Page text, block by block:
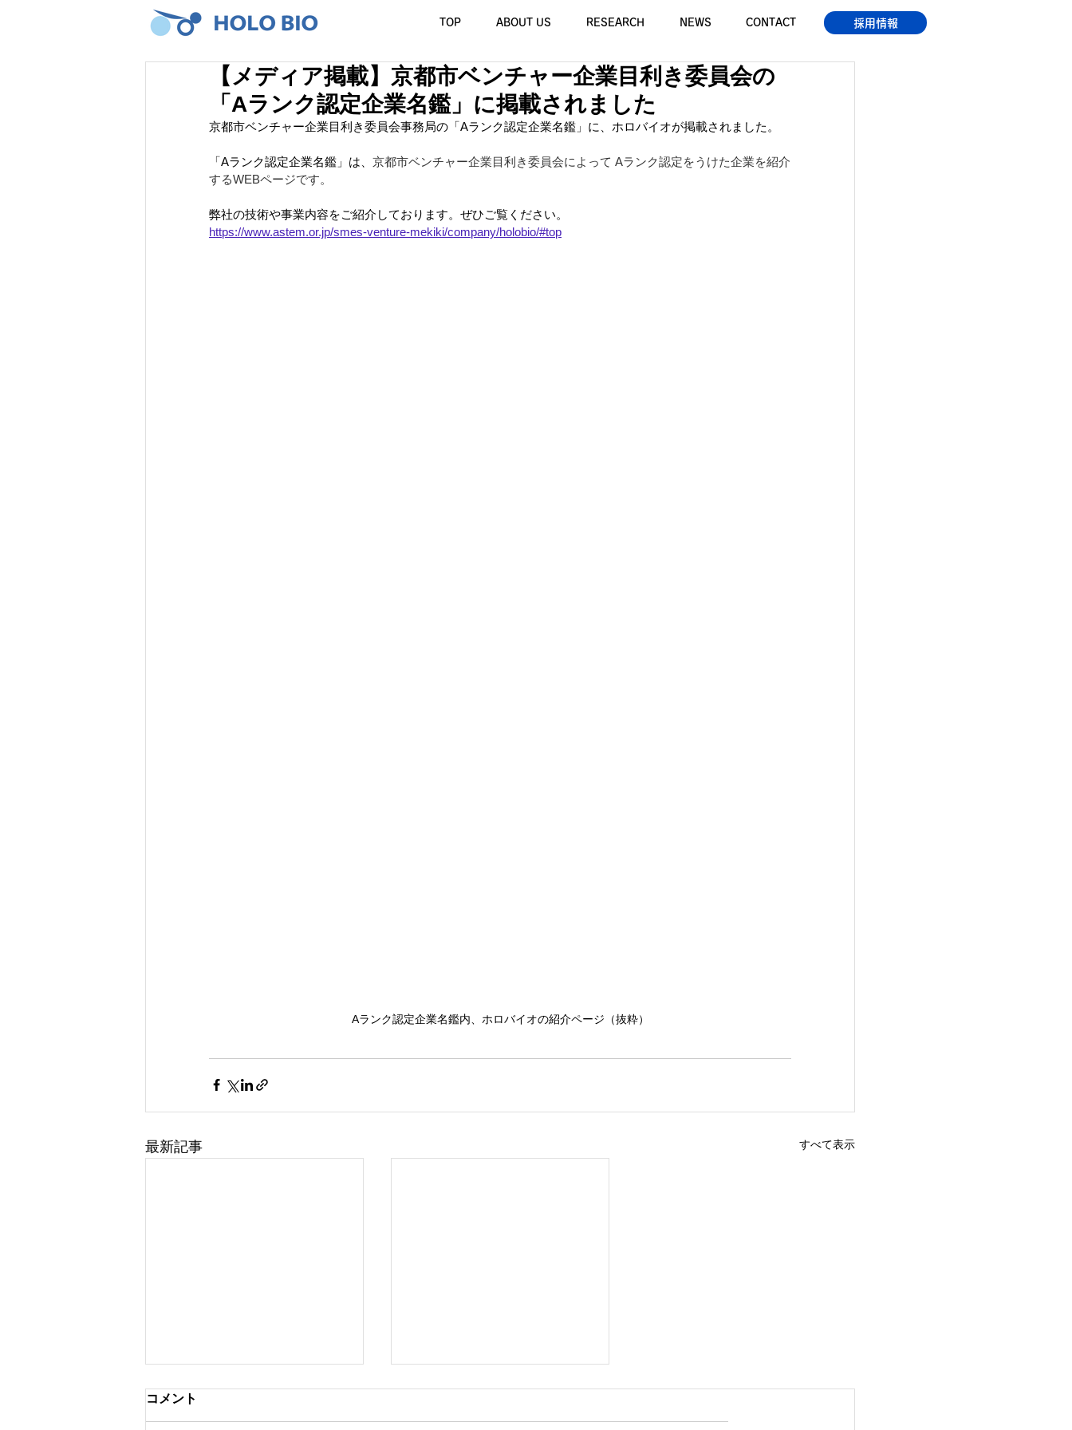
TOP ABOUT US RESEARCH NEWS CONTACT 採用情報
【メディア掲載】京都市ベンチャー企業目利き委員会の
「Aランク認定企業名鑑」に掲載されました
京都市ベンチャー企業目利き委員会事務局の「Aランク認定企業名鑑」に、ホロバイオが掲載されました。
「Aランク認定企業名鑑」は、 京都市ベンチャー企業目利き委員会によって Aランク認定をうけた企業を紹介
するWEBページです。
弊社の技術や事業内容をご紹介しております。ぜひご覧ください。
https://www.astem.or.jp/smes-venture-mekiki/company/holobio/#top
Aランク認定企業名鑑内、ホロバイオの紹介ページ（抜粋）
最新記事 すべて表示
コメント